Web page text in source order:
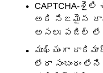
CAPTCHA-
అది నిజమైన
అసలు పజిల్
ముఖ్యంగా
లేదా సంబంధం